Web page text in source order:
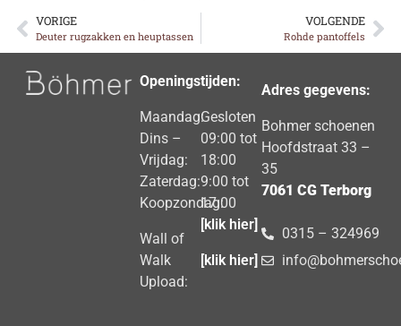
VORIGE
Deuter rugzakken en heuptassen
VOLGENDE
Rohde pantoffels
Openingstijden:
Maandag:
Dins –
Vrijdag:
Zaterdag:
Koopzondag:
Wall of
Walk
Upload:
Gesloten
09:00 tot
18:00
9:00 tot
17:00
[klik hier]
[klik hier]
Adres gegevens:
Bohmer schoenen
Hoofdstraat 33 –
35
7061 CG Terborg
0315 – 324969